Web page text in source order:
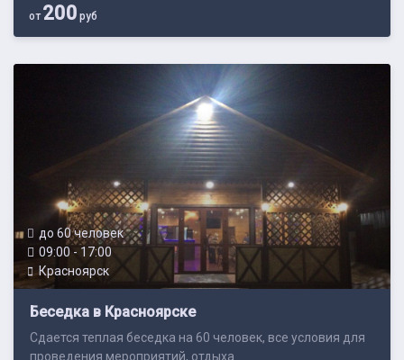
от200 руб
до 60 человек
09:00 - 17:00
Красноярск
Беседка в Красноярске
Сдается теплая беседка на 60 человек, все условия для
проведения мероприятий, отдыха